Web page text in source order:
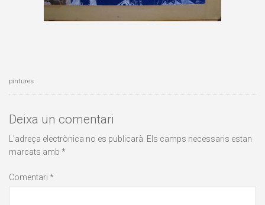
pintures
Deixa un comentari
L'adreça electrònica no es publicarà. Els camps necessaris estan
marcats amb *
Comentari *